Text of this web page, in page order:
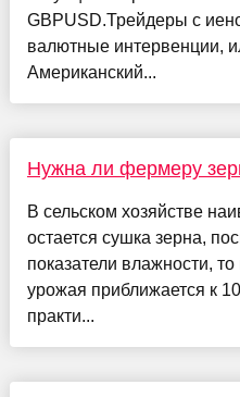
GBPUSD.Трейдеры с
валютные интервенции,
Американский...
Нужна ли фермеру
В сельском хозяйстве
остается сушка зерна,
показатели влажности,
урожая приближается к
практи...